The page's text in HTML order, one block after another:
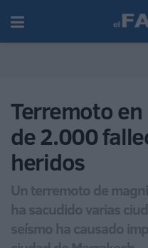
Terremoto
de 2.000
heridos
Un terremoto de
ha sacudido varias
seísmo ha causado